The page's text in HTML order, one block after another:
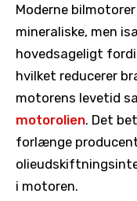
Moderne
mineraliske, men
hovedsageligt
hvilket reducerer
motorens levetid
motorolien. Det
forlænge
i motoren.